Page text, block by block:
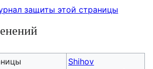
защиты этой страницы
Shihov